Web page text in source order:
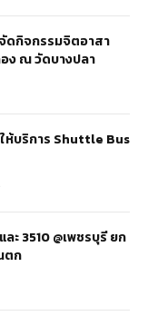
ดกิจกรรมจิตอาสา
ง ณ วัดบางปลา
ห้บริการ Shuttle Bus
ะ 3510 @เพชรบุรี ยก
ตก